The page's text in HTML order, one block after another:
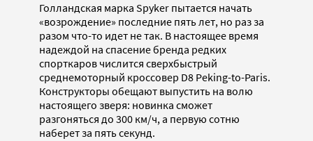
Голландская марка Spyker пытается начать
«возрождение» последние пять лет, но раз за
разом что-то идет не так. В настоящее время
надеждой на спасение бренда редких
спорткаров числится сверхбыстрый
среднемоторный кроссовер D8 Peking-to-Paris.
Конструкторы обещают выпустить на волю
настоящего зверя: новинка сможет
разгоняться до 300 км/ч, а первую сотню
наберет за пять секунд.